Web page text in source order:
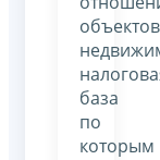
объектов
база
по
которым